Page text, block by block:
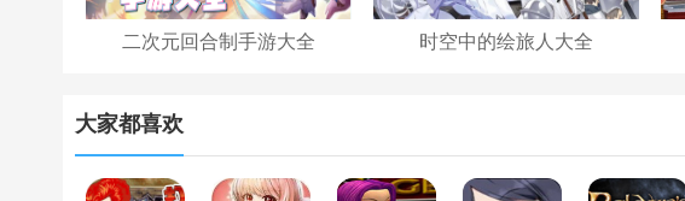
二次元回合制手游大全 时空中的绘旅人大全
大家都喜欢